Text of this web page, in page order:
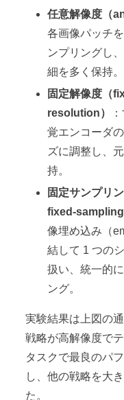
任意解像度（
各画像パッチ
ンプリングし
細を多く保持。
固定解像度（
resolution）
覚エンコーダ
ズに調整し、
持。
固定サンプリ
fixed-sampling
像埋め込み（
結して 1 つの
扱い、統一的
ング。
実験結果は上図の
戦略が高解像度で
タスクで最良のパ
し、他の戦略を大
た。